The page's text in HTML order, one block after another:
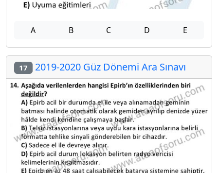
A B C D E
17 2019-2020 Güz Dönemi Ara Sınavı